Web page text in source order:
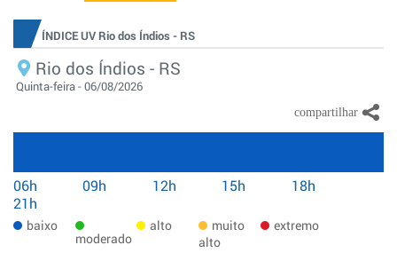
ÍNDICE UV Rio dos Índios - RS
Rio dos Índios - RS
Quinta-feira - 06/08/2026
06h 09h 12h 15h
18h
21h
baixo
moderado
alto
muito
alto
extremo